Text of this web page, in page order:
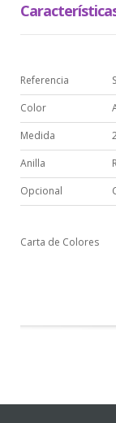
Referencia
Color
Medida
Anilla
Opcional
Carta de Colores